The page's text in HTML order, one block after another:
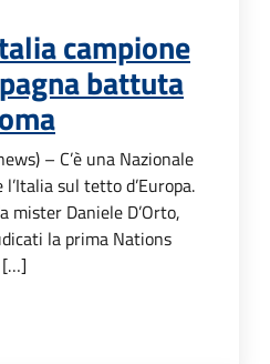
campione
battuta
– C’è una Nazionale
sul tetto d’Europa.
mister Daniele D’Orto,
la prima Nations
[…]